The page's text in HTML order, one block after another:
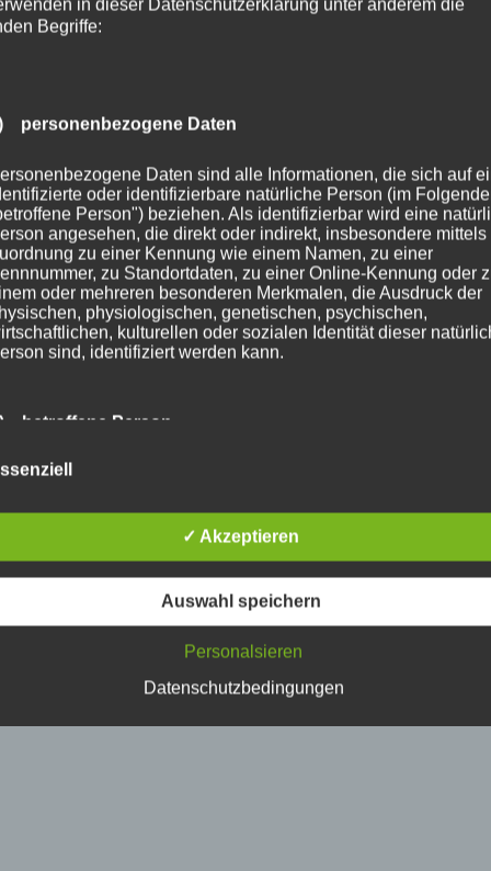
in dieser Datenschutzerklärung unter anderem die
Begriffe:
personenbezogene Daten
Daten sind alle Informationen, die sich auf
oder identifizierbare natürliche Person (im
Person") beziehen. Als identifizierbar wird eine
angesehen, die direkt oder indirekt, insbesondere mittels
zu einer Kennung wie einem Namen, zu einer
zu Standortdaten, zu einer Online-Kennung oder
oder mehreren besonderen Merkmalen, die Ausdruck der
physiologischen, genetischen, psychischen,
kulturellen oder sozialen Identität dieser
sind, identifiziert werden kann.
betroffene Person
Person ist jede identifizierte oder identifizierbare
verarbeitet werden.
Verarbeitung
Vorgang oder jede solche Vorgangsreihe im
die Organisation, das Ordnen, die Speicherung, die
die Offenlegung durch Übermittlung, Verbreitung
✓ Akzeptieren
Auswahl speichern
Personalsieren
Datenschutzbedingungen